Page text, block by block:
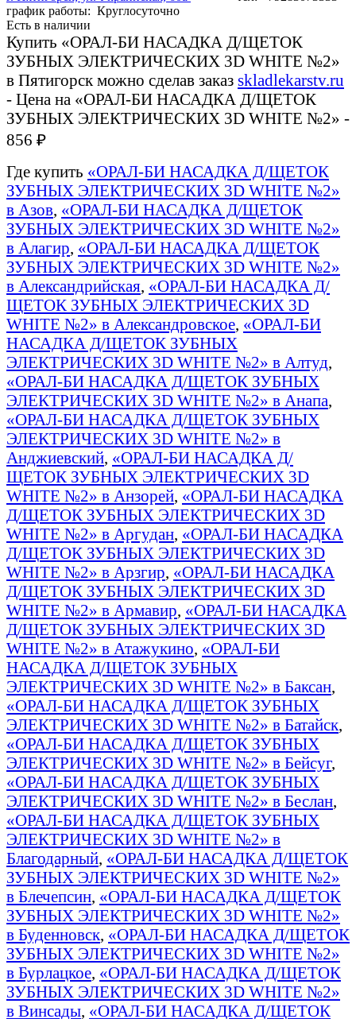
график работы: Круглосуточно
Есть в наличии
Купить «ОРАЛ-БИ НАСАДКА Д/ЩЕТОК
ЗУБНЫХ ЭЛЕКТРИЧЕСКИХ 3D WHITE №2»
в Пятигорск можно сделав заказ skladlekarstv.ru
- Цена на «ОРАЛ-БИ НАСАДКА Д/ЩЕТОК
ЗУБНЫХ ЭЛЕКТРИЧЕСКИХ 3D WHITE №2» -
856 ₽
Где купить «ОРАЛ-БИ НАСАДКА Д/ЩЕТОК
ЗУБНЫХ ЭЛЕКТРИЧЕСКИХ 3D WHITE №2»
в Азов, «ОРАЛ-БИ НАСАДКА Д/ЩЕТОК
ЗУБНЫХ ЭЛЕКТРИЧЕСКИХ 3D WHITE №2»
в Алагир, «ОРАЛ-БИ НАСАДКА Д/ЩЕТОК
ЗУБНЫХ ЭЛЕКТРИЧЕСКИХ 3D WHITE №2»
в Александрийская, «ОРАЛ-БИ НАСАДКА Д/
ЩЕТОК ЗУБНЫХ ЭЛЕКТРИЧЕСКИХ 3D
WHITE №2» в Александровское, «ОРАЛ-БИ
НАСАДКА Д/ЩЕТОК ЗУБНЫХ
ЭЛЕКТРИЧЕСКИХ 3D WHITE №2» в Алтуд,
«ОРАЛ-БИ НАСАДКА Д/ЩЕТОК ЗУБНЫХ
ЭЛЕКТРИЧЕСКИХ 3D WHITE №2» в Анапа,
«ОРАЛ-БИ НАСАДКА Д/ЩЕТОК ЗУБНЫХ
ЭЛЕКТРИЧЕСКИХ 3D WHITE №2» в
Анджиевский, «ОРАЛ-БИ НАСАДКА Д/
ЩЕТОК ЗУБНЫХ ЭЛЕКТРИЧЕСКИХ 3D
WHITE №2» в Анзорей, «ОРАЛ-БИ НАСАДКА
Д/ЩЕТОК ЗУБНЫХ ЭЛЕКТРИЧЕСКИХ 3D
WHITE №2» в Аргудан, «ОРАЛ-БИ НАСАДКА
Д/ЩЕТОК ЗУБНЫХ ЭЛЕКТРИЧЕСКИХ 3D
WHITE №2» в Арзгир, «ОРАЛ-БИ НАСАДКА
Д/ЩЕТОК ЗУБНЫХ ЭЛЕКТРИЧЕСКИХ 3D
WHITE №2» в Армавир, «ОРАЛ-БИ НАСАДКА
Д/ЩЕТОК ЗУБНЫХ ЭЛЕКТРИЧЕСКИХ 3D
WHITE №2» в Атажукино, «ОРАЛ-БИ
НАСАДКА Д/ЩЕТОК ЗУБНЫХ
ЭЛЕКТРИЧЕСКИХ 3D WHITE №2» в Баксан,
«ОРАЛ-БИ НАСАДКА Д/ЩЕТОК ЗУБНЫХ
ЭЛЕКТРИЧЕСКИХ 3D WHITE №2» в Батайск,
«ОРАЛ-БИ НАСАДКА Д/ЩЕТОК ЗУБНЫХ
ЭЛЕКТРИЧЕСКИХ 3D WHITE №2» в Бейсуг,
«ОРАЛ-БИ НАСАДКА Д/ЩЕТОК ЗУБНЫХ
ЭЛЕКТРИЧЕСКИХ 3D WHITE №2» в Беслан,
«ОРАЛ-БИ НАСАДКА Д/ЩЕТОК ЗУБНЫХ
ЭЛЕКТРИЧЕСКИХ 3D WHITE №2» в
Благодарный, «ОРАЛ-БИ НАСАДКА Д/ЩЕТОК
ЗУБНЫХ ЭЛЕКТРИЧЕСКИХ 3D WHITE №2»
в Блечепсин, «ОРАЛ-БИ НАСАДКА Д/ЩЕТОК
ЗУБНЫХ ЭЛЕКТРИЧЕСКИХ 3D WHITE №2»
в Буденновск, «ОРАЛ-БИ НАСАДКА Д/ЩЕТОК
ЗУБНЫХ ЭЛЕКТРИЧЕСКИХ 3D WHITE №2»
в Бурлацкое, «ОРАЛ-БИ НАСАДКА Д/ЩЕТОК
ЗУБНЫХ ЭЛЕКТРИЧЕСКИХ 3D WHITE №2»
в Винсады, «ОРАЛ-БИ НАСАДКА Д/ЩЕТОК